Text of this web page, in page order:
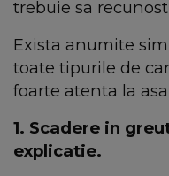
trebuie sa
Exista anumite
toate tipurile de
foarte atenta la
1. Scadere in
explicatie.